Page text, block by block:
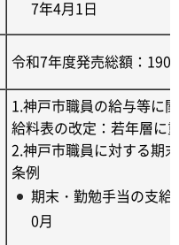
7年4月1日
令和7年度発売総額：190
1.神戸市職員の給与等に
給料表の改定：若年層に
2.神戸市職員に対する期
条例
期末・勤勉手当の支
0月